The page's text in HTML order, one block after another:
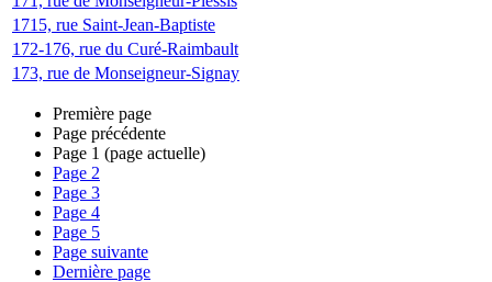
1715, rue Saint-Jean-Baptiste
172-176, rue du Curé-Raimbault
173, rue de Monseigneur-Signay
Première page
Page précédente
Page 1 (page actuelle)
Page 2
Page 3
Page 4
Page 5
Page suivante
Dernière page